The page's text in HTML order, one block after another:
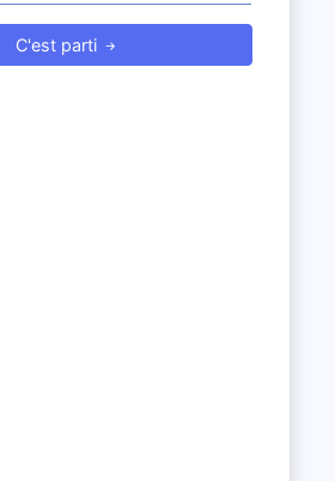
C'est parti